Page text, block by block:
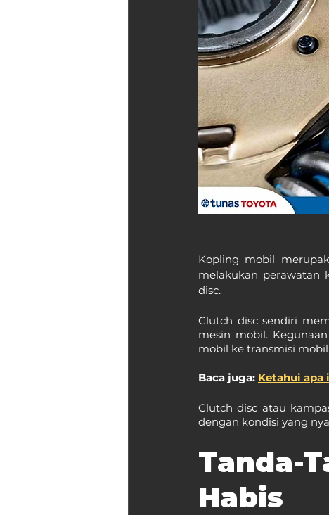
Kopling mobil
melakukan perawatan
disc.
Clutch disc sendiri
mesin mobil.
mobil ke transmisi
Baca juga: Ketahui
Clutch disc atau
dengan kondisi yang
Tanda-
Habis